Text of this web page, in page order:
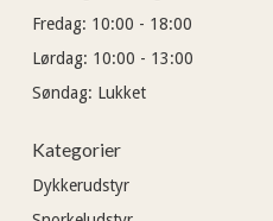
Fredag: 10:00 - 18:00
Lørdag: 10:00 - 13:00
Søndag: Lukket
Kategorier
Dykkerudstyr